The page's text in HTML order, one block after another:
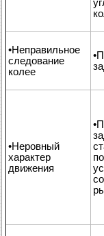
•Неправильное
следование
колее
•Неровный
характер
движения